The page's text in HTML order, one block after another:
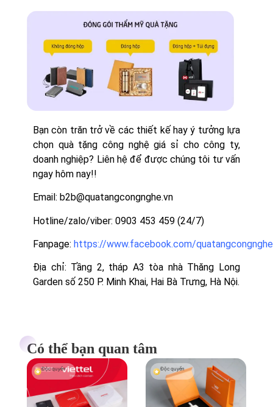
Bạn còn trăn trở về các thiết kế hay ý tưởng lựa
chọn quà tặng công nghệ giá sỉ cho công ty,
doanh nghiệp? Liên hệ để được chúng tôi tư vấn
ngay hôm nay!!
Email: b2b@quatangcongnghe.vn
Hotline/zalo/viber: 0903 453 459 (24/7)
Fanpage: https://www.facebook.com/
Địa chỉ: Tầng 2, tháp A3 tòa nhà Thăng Long
Garden số 250 P. Minh Khai, Hai Bà Trưng, Hà Nội.
Có thể bạn quan tâm
Độc quyền Độc quyền